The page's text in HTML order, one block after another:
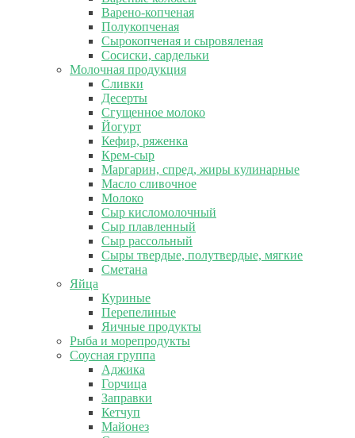
Варено-копченая
Полукопченая
Сырокопченая и сыровяленая
Сосиски, сардельки
Молочная продукция
Сливки
Десерты
Сгущенное молоко
Йогурт
Кефир, ряженка
Крем-сыр
Маргарин, спред, жиры кулинарные
Масло сливочное
Молоко
Сыр кисломолочный
Сыр плавленный
Сыр рассольный
Сыры твердые, полутвердые, мягкие
Сметана
Яйца
Куриные
Перепелиные
Яичные продукты
Рыба и морепродукты
Соусная группа
Аджика
Горчица
Заправки
Кетчуп
Майонез